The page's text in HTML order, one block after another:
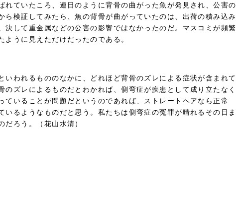
れていたころ、連日のように背骨の曲がった魚が発見され、公害の
ら検証してみたら、魚の背骨が曲がっていたのは、出荷の積み込み
決して重金属などの公害の影響ではなかったのだ。マスコミが頻繁
うに見えただけだったのである。
いわれるもののなかに、どれほど背骨のズレによる症状が含まれて
のズレによるものだとわかれば、側弯症が疾患として成り立たなく
ていることが問題だというのであれば、ストレートヘアなら正常
いるようなものだと思う。私たちは側弯症の冤罪が晴れるその日ま
だろう。（花山水清）